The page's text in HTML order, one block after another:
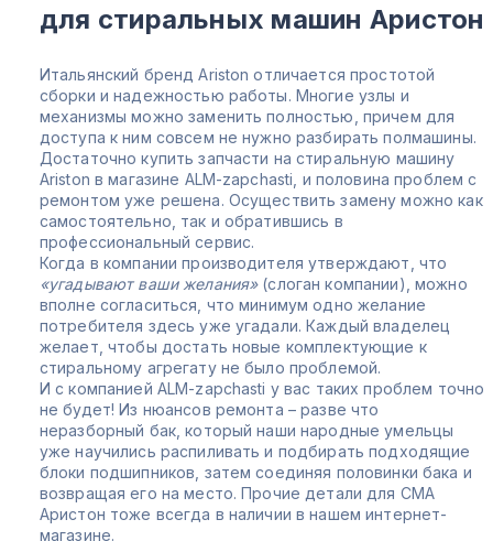
для стиральных машин Аристон
Итальянский бренд Ariston отличается простотой
сборки и надежностью работы. Многие узлы и
механизмы можно заменить полностью, причем для
доступа к ним совсем не нужно разбирать полмашины.
Достаточно купить запчасти на стиральную машину
Ariston в магазине ALM-zapchasti, и половина проблем с
ремонтом уже решена. Осуществить замену можно как
самостоятельно, так и обратившись в
профессиональный сервис.
Когда в компании производителя утверждают, что
«угадывают ваши желания» (слоган компании), можно
вполне согласиться, что минимум одно желание
потребителя здесь уже угадали. Каждый владелец
желает, чтобы достать новые комплектующие к
стиральному агрегату не было проблемой.
И с компанией ALM-zapchasti у вас таких проблем точно
не будет! Из нюансов ремонта – разве что
неразборный бак, который наши народные умельцы
уже научились распиливать и подбирать подходящие
блоки подшипников, затем соединяя половинки бака и
возвращая его на место. Прочие детали для СМА
Аристон тоже всегда в наличии в нашем интернет-
магазине.